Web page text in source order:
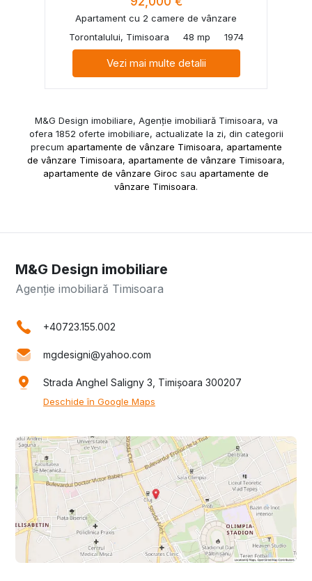
Apartament cu 2 camere de vânzare
Torontalului, Timisoara
48 mp 1974
Vezi mai multe detalii
M&G Design imobiliare, Agenție imobiliară Timisoara, va
ofera 1852 oferte imobiliare, actualizate la zi, din categorii
precum apartamente de vânzare Timisoara, apartamente
de vânzare Timisoara, apartamente de vânzare Timisoara,
apartamente de vânzare Giroc sau apartamente de
vânzare Timisoara.
M&G Design imobiliare
Agenție imobiliară Timisoara
+40723.155.002
mgdesigni@yahoo.com
Strada Anghel Saligny 3, Timișoara 300207
Deschide în Google Maps